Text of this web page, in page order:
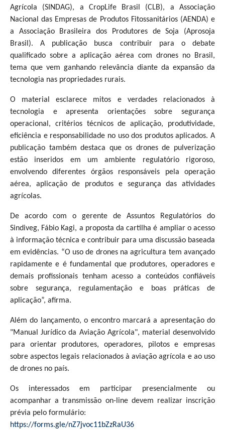
Agrícola (SINDAG), a CropLife Brasil (CLB), a Associação
Nacional das Empresas de Produtos Fitossanitários (AENDA) e
a Associação Brasileira dos Produtores de Soja (Aprosoja
Brasil). A publicação busca contribuir para o debate
qualificado sobre a aplicação aérea com drones no Brasil,
tema que vem ganhando relevância diante da expansão da
tecnologia nas propriedades rurais.
O material esclarece mitos e verdades relacionados à
tecnologia e apresenta orientações sobre segurança
operacional, critérios técnicos de aplicação, produtividade,
eficiência e responsabilidade no uso dos produtos aplicados. A
publicação também destaca que os drones de pulverização
estão inseridos em um ambiente regulatório rigoroso,
envolvendo diferentes órgãos responsáveis pela operação
aérea, aplicação de produtos e segurança das atividades
agrícolas.
De acordo com o gerente de Assuntos Regulatórios do
Sindiveg, Fábio Kagi, a proposta da cartilha é ampliar o acesso
à informação técnica e contribuir para uma discussão baseada
em evidências. “O uso de drones na agricultura tem avançado
rapidamente e é fundamental que produtores, operadores e
demais profissionais tenham acesso a conteúdos confiáveis
sobre segurança, regulamentação e boas práticas de
aplicação”, afirma.
Além do lançamento, o encontro marcará a apresentação do
"Manual Jurídico da Aviação Agrícola", material desenvolvido
para orientar produtores, operadores, pilotos e empresas
sobre aspectos legais relacionados à aviação agrícola e ao uso
de drones no país.
Os interessados em participar presencialmente ou
acompanhar a transmissão on-line devem realizar inscrição
prévia pelo formulário:
https://forms.gle/nZ7jvoc11bZzRaU36